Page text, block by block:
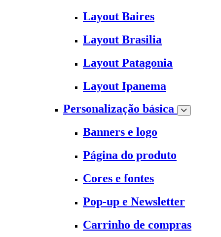
Layout Baires
Layout Brasilia
Layout Patagonia
Layout Ipanema
Personalização básica
Banners e logo
Página do produto
Cores e fontes
Pop-up e Newsletter
Carrinho de compras